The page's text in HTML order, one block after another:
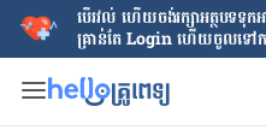
បើរវល់ ហើយចង់​រក្សាអត្ថបទទុ
គ្រាន់តែ​ Login ហើយចូលទៅក